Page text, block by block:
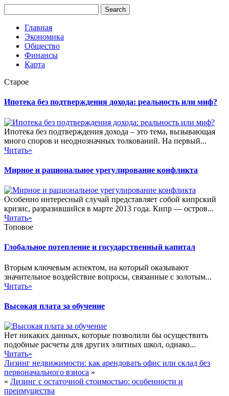
Главная
Экономика
Общество
Финансы
Карта
Старое
Ипотека без подтверждения дохода: реальность или миф?
Ипотека без подтверждения дохода – это тема, вызывающая
много споров и неоднозначных толкований. На первый...
Читать»
Мирное и рациональное урегулирование конфликта
Особенно интересный случай представляет собой кипрский
кризис, разразившийся в марте 2013 года. Кипр — остров...
Читать»
Топовое
Глобальное потепление и государственный капитал
Вторым ключевым аспектом, на который оказывают
значительное воздействие вопросы, связанные с золотым...
Читать»
Высокая плата за обучение
Нет никаких данных, которые позволили бы осуществить
подобные расчеты для других элитных школ, однако...
Читать»
Лизинг недвижимости: как арендовать офис или склад без
первоначального взноса »
« Лизинг с остаточной стоимостью: особенности и
преимущества